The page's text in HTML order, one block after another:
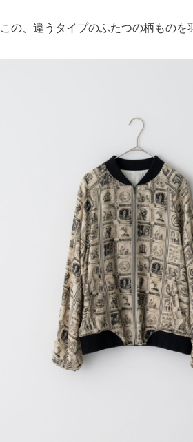
この、違うタイプのふたつの柄ものを